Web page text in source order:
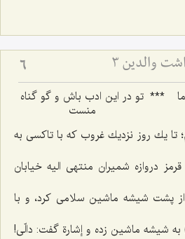
والدین 3 6
*** تو در اين ادب باش و گو گناه
منست
تا يك روز نزديك غروب كه با تاكسى به
دروازه شميران منتهى اليه خيابان
از پشت شيشه ماشين سلامى كرد، و با
شيشه ماشين زده و إشارة گفت: دالّى!